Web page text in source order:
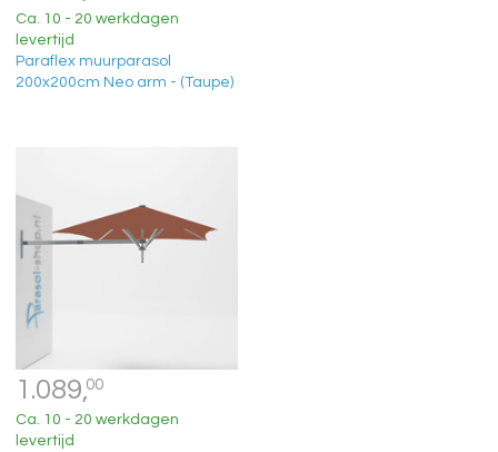
Ca. 10 - 20 werkdagen
levertijd
Paraflex muurparasol
200x200cm Neo arm - (Taupe)
1.089,00
Ca. 10 - 20 werkdagen
levertijd